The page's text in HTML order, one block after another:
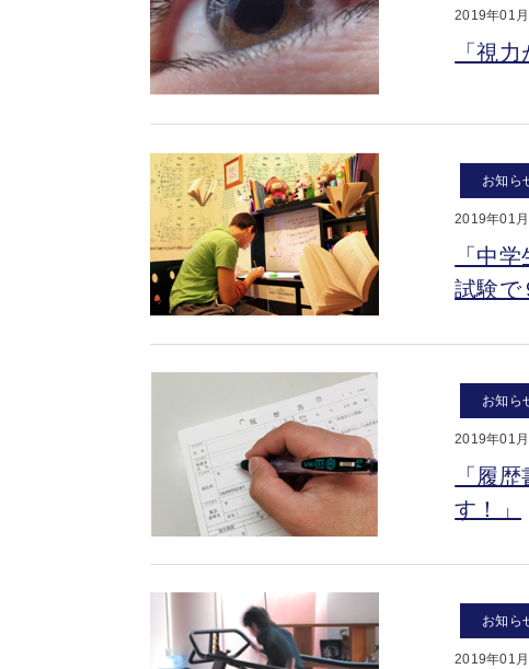
2019年01
「視
お知ら
2019年01
「中
試験で
お知ら
2019年01
「履
す！」
お知ら
2019年01